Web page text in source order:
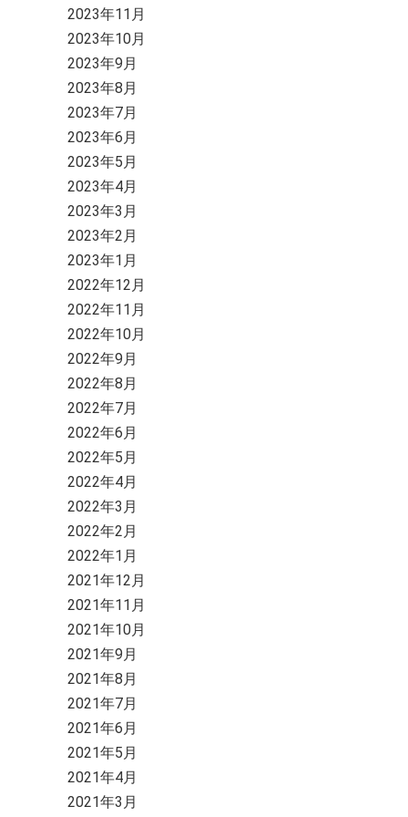
2023年11月
2023年10月
2023年9月
2023年8月
2023年7月
2023年6月
2023年5月
2023年4月
2023年3月
2023年2月
2023年1月
2022年12月
2022年11月
2022年10月
2022年9月
2022年8月
2022年7月
2022年6月
2022年5月
2022年4月
2022年3月
2022年2月
2022年1月
2021年12月
2021年11月
2021年10月
2021年9月
2021年8月
2021年7月
2021年6月
2021年5月
2021年4月
2021年3月